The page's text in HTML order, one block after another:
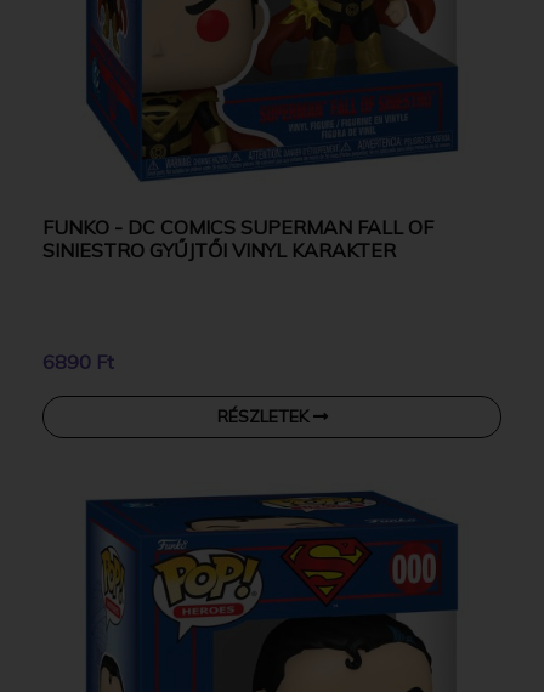
FUNKO - DC COMICS SUPERMAN FALL OF
SINIESTRO GYŰJTŐI VINYL KARAKTER
6890 Ft
RÉSZLETEK